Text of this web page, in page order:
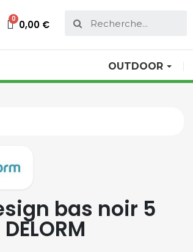
0,00 €
OUTDOOR
bas noir 5